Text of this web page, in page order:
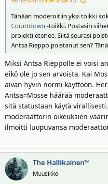
Tänään moderoitiin yksi toikki
Countdown -toikki. Postasin
projekti etenee. Siitä seurasi
Antsa Rieppo poistanut sen?
Miksi Antsa Rieppolle ei voisi
eikö ole jo sen arvoista. Kai
aivan hyvin normi käyttöön.
Antsa=Mosse häärää
sitä statustaan käytä
moderaattorin oikeuksien
ilmoitti luopuvansa
The Hallikainen™
Muusikko